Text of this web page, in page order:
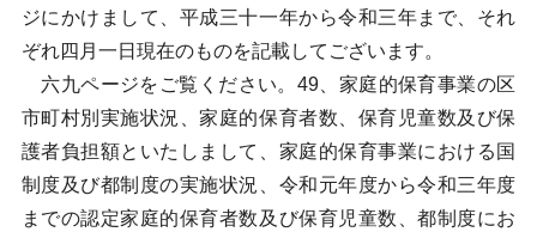
ジにかけまして、平成三十一年から令和三年まで、それ
ぞれ四月一日現在のものを記載してございます。
六九ページをご覧ください。49、家庭的保育事業の区
市町村別実施状況、家庭的保育者数、保育児童数及び保
護者負担額といたしまして、家庭的保育事業における国
制度及び都制度の実施状況、令和元年度から令和三年度
までの認定家庭的保育者数及び保育児童数、都制度にお